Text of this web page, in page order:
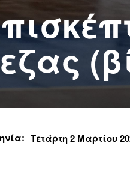
Τετάρτη 2 Μαρτίου